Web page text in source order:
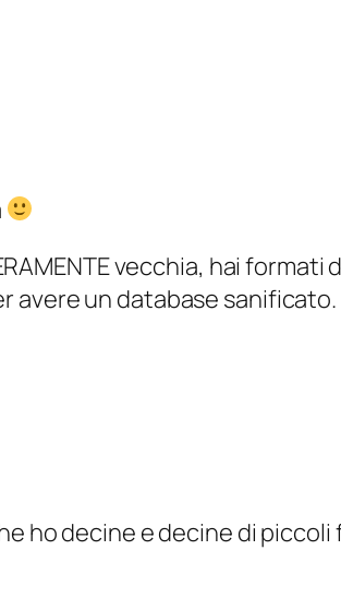
vecchia, hai
avere un database sanificato.
ho decine e decine di